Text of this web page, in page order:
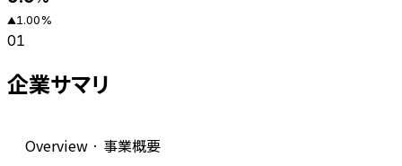
▲1.00%
01
企業サマリ
Overview · 事業概要